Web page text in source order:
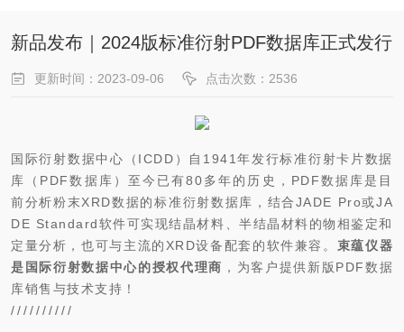
新品发布｜2024版标准衍射PDF数据库正式发行
更新时间：2023-09-06 点击次数：2536
国际衍射数据中心（ICDD）自1941年发行标准衍射卡片数据
库（PDF数据库）至今已有80多年的历史，PDF数据库是目
前分析粉末XRD数据的标准衍射数据库，结合JADE Pro或JA
DE Standard软件可实现结晶材料、半结晶材料的物相鉴定和
定量分析，也可与主流的XRD设备配套的软件兼容。 束蕴仪器
是国际衍射数据中心的授权代理商 ，为客户提供新版PDF数据
库销售与技术支持！
//////////